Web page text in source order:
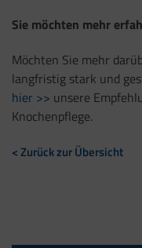
Sie möchten mehr
Möchten Sie mehr
langfristig stark und
hier >> unsere
Knochenpflege.
< Zurück zur Übersicht